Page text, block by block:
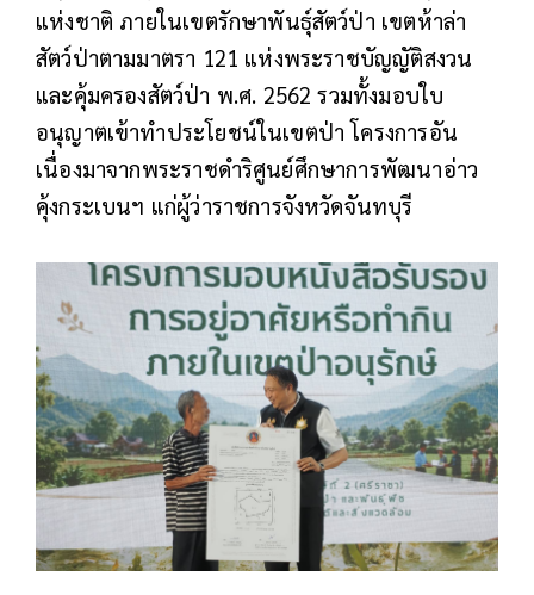
แห่งชาติ ภายในเขตรักษาพันธุ์สัตว์ป่า เขตห้าล่า
สัตว์ป่าตามมาตรา 121 แห่งพระราชบัญญัติสงวน
และคุ้มครองสัตว์ป่า พ.ศ. 2562 รวมทั้งมอบใบ
อนุญาตเข้าทำประโยชน์ในเขตป่า โครงการอัน
เนื่องมาจากพระราชดำริศูนย์ศึกษาการพัฒนาอ่าว
คุ้งกระเบนฯ แก่ผู้ว่าราชการจังหวัดจันทบุรี